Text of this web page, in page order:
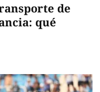
de
qué